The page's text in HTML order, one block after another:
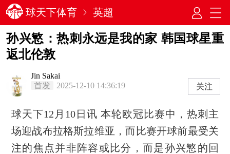
球天下体育 英超
孙兴慜：热刺永远是我的家 韩国球星重
返北伦敦
Jin Sakai
首发
2025-12-10 14:36:19 关注
球天下12月10日讯 本轮欧冠比赛中，热刺主
场迎战布拉格斯拉维亚，而比赛开球前最受关
注的焦点并非阵容或比分，而是孙兴慜的回